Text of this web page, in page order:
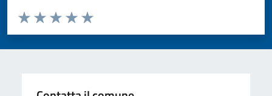
Valuta da 1 a 5 stelle la pagina
Valuta 5 stelle su 5
Valuta 4 stelle su 5
Valuta 3 stelle su 5
Valuta 2 stelle su 5
Valuta 1 stelle su 5